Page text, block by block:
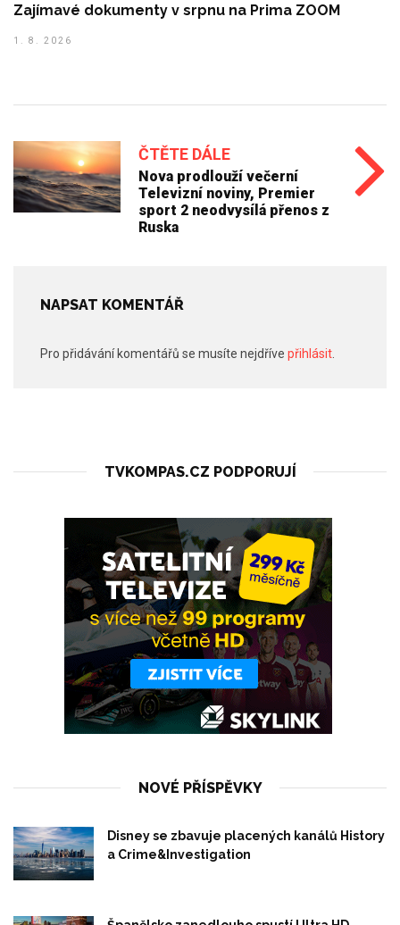
Zajímavé dokumenty v srpnu na Prima ZOOM
1. 8. 2026
ČTĚTE DÁLE
Nova prodlouží večerní
Televizní noviny, Premier
sport 2 neodvysílá přenos z
Ruska
NAPSAT KOMENTÁŘ
Pro přidávání komentářů se musíte nejdříve přihlásit
TVKOMPAS.CZ PODPORUJÍ
NOVÉ PŘÍSPĚVKY
Disney se zbavuje placených kanálů History
a Crime&Investigation